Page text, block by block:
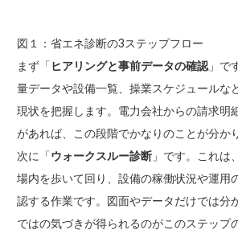
図１：省エネ診断の3ステップフロー
まず「ヒアリングと事前データの確認 」で
量データや設備一覧、操業スケジュールな
現状を把握します。電力会社からの請求明
があれば、この段階でかなりのことが分か
次に「ウォークスルー診断 」です。これは
場内を歩いて回り、設備の稼働状況や運用
認する作業です。図面やデータだけでは分
ではの気づきが得られるのがこのステップ